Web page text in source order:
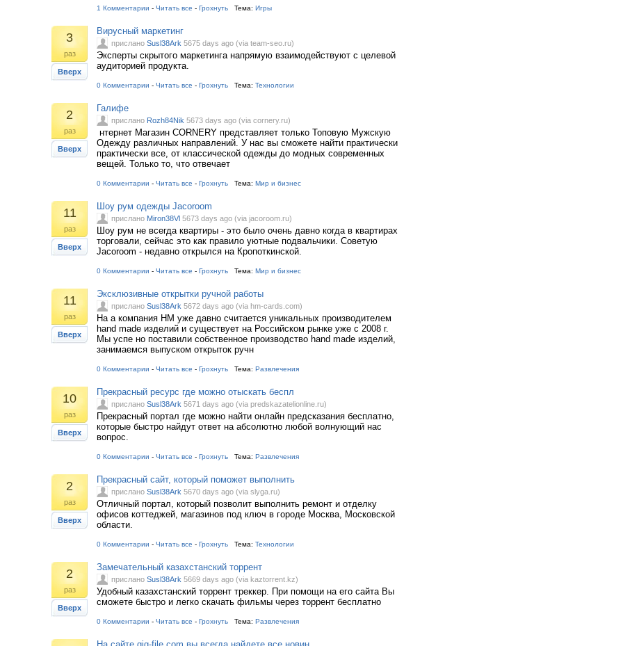
1 Комментарии - Читать все - Грохнуть Тема: Игры
3
раз
Вверх
Вирусный маркетинг
прислано Susl38Ark 5675 days ago (via team-seo.ru)
Эксперты скрытого маркетинга напрямую взаимодействуют с целевой
аудиторией продукта.
0 Комментарии - Читать все - Грохнуть Тема: Технологии
2
раз
Вверх
Галифе
прислано Rozh84Nik 5673 days ago (via cornery.ru)
нтернет Магазин CORNERY представляет только Топовую Мужскую
Одежду различных направлений. У нас вы сможете найти практически
практически все, от классической одежды до модных современных
вещей. Только то, что отвечает
0 Комментарии - Читать все - Грохнуть Тема: Мир и бизнес
11
раз
Вверх
Шоу рум одежды Jacoroom
прислано Miron38Vl 5673 days ago (via jacoroom.ru)
Шоу рум не всегда квартиры - это было очень давно когда в квартирах
торговали, сейчас это как правило уютные подвальчики. Советую
Jacoroom - недавно открылся на Кропоткинской.
0 Комментарии - Читать все - Грохнуть Тема: Мир и бизнес
11
раз
Вверх
Эксклюзивные открытки ручной работы
прислано Susl38Ark 5672 days ago (via hm-cards.com)
На а компания НМ уже давно считается уникальных производителем
hand made изделий и существует на Российском рынке уже с 2008 г.
Мы успе но поставили собственное производство hand made изделий,
занимаемся выпуском открыток ручн
0 Комментарии - Читать все - Грохнуть Тема: Развлечения
10
раз
Вверх
Прекрасный ресурс где можно отыскать беспл
прислано Susl38Ark 5671 days ago (via predskazatelionline.ru)
Прекрасный портал где можно найти онлайн предсказания бесплатно,
которые быстро найдут ответ на абсолютно любой волнующий нас
вопрос.
0 Комментарии - Читать все - Грохнуть Тема: Развлечения
2
раз
Вверх
Прекрасный сайт, который поможет выполнить
прислано Susl38Ark 5670 days ago (via slyga.ru)
Отличный портал, который позволит выполнить ремонт и отделку
офисов коттеджей, магазинов под ключ в городе Москва, Московской
области.
0 Комментарии - Читать все - Грохнуть Тема: Технологии
2
раз
Вверх
Замечательный казахстанский торрент
прислано Susl38Ark 5669 days ago (via kaztorrent.kz)
Удобный казахстанский торрент треккер. При помощи на его сайта Вы
сможете быстро и легко скачать фильмы через торрент бесплатно
0 Комментарии - Читать все - Грохнуть Тема: Развлечения